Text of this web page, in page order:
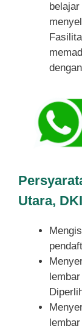
Utara,
lembar